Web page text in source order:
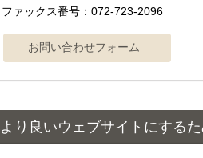
ファックス番号：072-723-2096
より良いウェブサイトにする